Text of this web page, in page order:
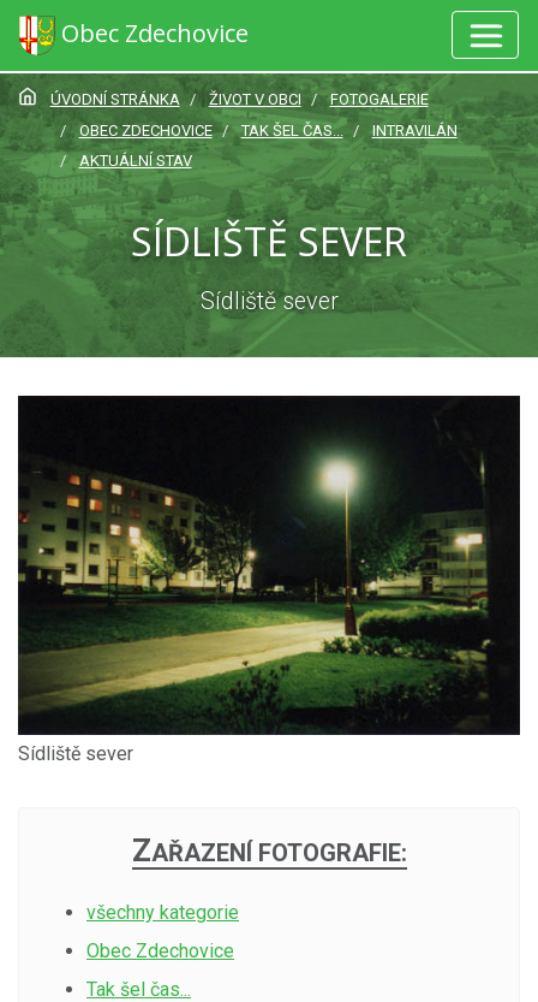
Obec Zdechovice
ÚVODNÍ STRÁNKA ŽIVOT V OBCI
FOTOGALERIE
OBEC ZDECHOVICE
TAK ŠEL ČAS...
INTRAVILÁN
AKTUÁLNÍ STAV
SÍDLIŠTĚ SEVER
Sídliště sever
Sídliště sever
ZAŘAZENÍ FOTOGRAFIE:
všechny kategorie
Obec Zdechovice
Tak šel čas...